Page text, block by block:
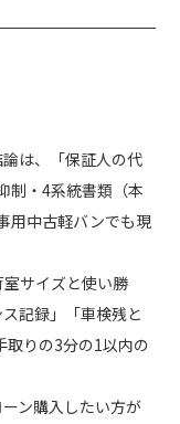
は、「保証人の代
制・4系統書類（本
用中古軽バンでも現
サイズと使い勝
記録」「車検残と
取りの3分の1以内の
ン購入したい方が